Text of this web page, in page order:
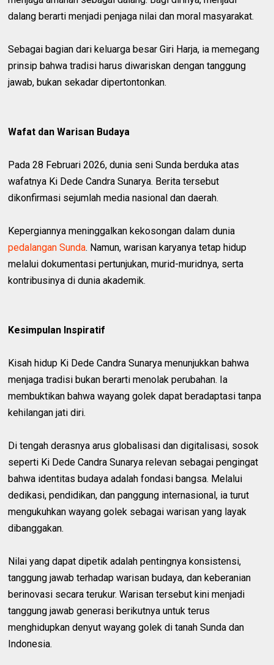
dalang berarti menjadi penjaga nilai dan moral masyarakat.
Sebagai bagian dari keluarga besar Giri Harja, ia memegang
prinsip bahwa tradisi harus diwariskan dengan tanggung
jawab, bukan sekadar dipertontonkan.
Wafat dan Warisan Budaya
Pada 28 Februari 2026, dunia seni Sunda berduka atas
wafatnya Ki Dede Candra Sunarya. Berita tersebut
dikonfirmasi sejumlah media nasional dan daerah.
Kepergiannya meninggalkan kekosongan dalam dunia
pedalangan Sunda. Namun, warisan karyanya tetap hidup
melalui dokumentasi pertunjukan, murid-muridnya, serta
kontribusinya di dunia akademik.
Kesimpulan Inspiratif
Kisah hidup Ki Dede Candra Sunarya menunjukkan bahwa
menjaga tradisi bukan berarti menolak perubahan. Ia
membuktikan bahwa wayang golek dapat beradaptasi tanpa
kehilangan jati diri.
Di tengah derasnya arus globalisasi dan digitalisasi, sosok
seperti Ki Dede Candra Sunarya relevan sebagai pengingat
bahwa identitas budaya adalah fondasi bangsa. Melalui
dedikasi, pendidikan, dan panggung internasional, ia turut
mengukuhkan wayang golek sebagai warisan yang layak
dibanggakan.
Nilai yang dapat dipetik adalah pentingnya konsistensi,
tanggung jawab terhadap warisan budaya, dan keberanian
berinovasi secara terukur. Warisan tersebut kini menjadi
tanggung jawab generasi berikutnya untuk terus
menghidupkan denyut wayang golek di tanah Sunda dan
Indonesia.